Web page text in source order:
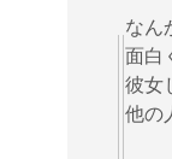
なん
面白
彼女
他の